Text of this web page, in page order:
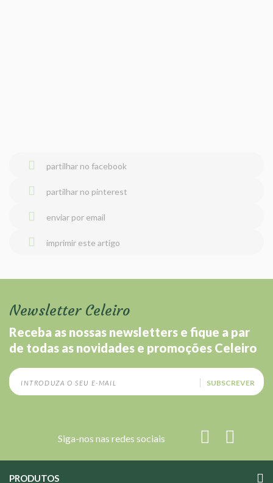
partilhar no facebook
partilhar no pinterest
enviar por email
imprimir este artigo
Newsletter Celeiro
Receba as nossas newsletters e fique a par
de todas as novidades e promoções Celeiro
SUBSCREVER
Siga-nos nas redes sociais
PRODUTOS